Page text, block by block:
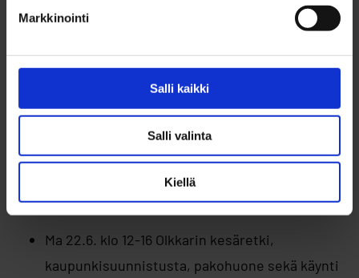
Markkinointi
Salli kaikki
Salli valinta
Kiellä
leirikeskuksessa nuorille perheille. Retki
välipalan. Kuljetus lähtee Oulun keskustasta
klo 11.30 ja paluukyyti Koppanasta klo 18.
tästä viimeistään 7.6. klo 23.59 mennessä.
Ma 22.6. klo 12-16 Olkkarin kesäretki,
kaupunkisuunnistusta, pakohuone sekä käynti